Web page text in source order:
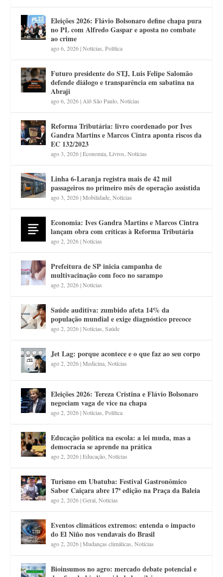
Eleições 2026: Flávio Bolsonaro define chapa pura
no PL com Alfredo Gaspar e aposta no combate
ao crime
ago 6, 2026|Notícias ,Política
Futuro presidente do STJ, Luis Felipe Salomão
defende diálogo e transparência em sabatina na
Abraji
ago 6, 2026| Alô São Paulo ,Notícias
Reforma Tributária: livro coordenado por Ives
Gandra Martins e Marcos Cintra aponta riscos da
EC 132/2023
ago 3, 2026|Economia ,Livros ,Notícias
Linha 6-Laranja registra mais de 42 mil
passageiros no primeiro mês de operação assistida
ago 3, 2026|Mobilidade ,Notícias
Economia: Ives Gandra Martins e Marcos Cintra
lançam obra com críticas à Reforma Tributária
ago 2, 2026|Notícias
Prefeitura de SP inicia campanha de
multivacinação com foco no sarampo
ago 2, 2026|Notícias
Saúde auditiva: zumbido afeta 14% da
população mundial e exige diagnóstico precoce
ago 2, 2026|Notícias ,Saúde
Jet Lag: porque acontece e o que faz ao seu corpo
ago 2, 2026|Medicina ,Notícias
Eleições 2026: Tereza Cristina e Flávio Bolsonaro
negociam vaga de vice na chapa
ago 2, 2026|Notícias ,Política
Educação política na escola: a lei muda, mas a
democracia se aprende na prática
ago 2, 2026|Educação ,Notícias
Turismo em Ubatuba: Festival Gastronômico
Sabor Caiçara abre 17ª edição na Praça da Baleia
ago 2, 2026|Geral ,Notícias
Eventos climáticos extremos: entenda o impacto
do El Niño nos vendavais do Brasil
ago 2, 2026|Mudanças climáticas ,Notícias
Bioinsumos no agro: mercado debate potencial e